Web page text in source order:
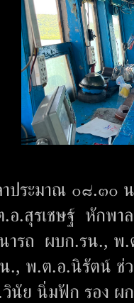
ประมาณ ๐๘.๓๐
.อ.สุรเชษฐ์ หักพ
รถ ผบก.รน., พ.
., พ.ต.อ.นิรัตน์ ช่
นัย นิ่มฟัก รอง ผ